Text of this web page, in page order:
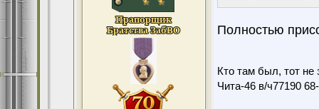
Полностью
Кто там был, тот не
Чита-46 в/ч77190 68-